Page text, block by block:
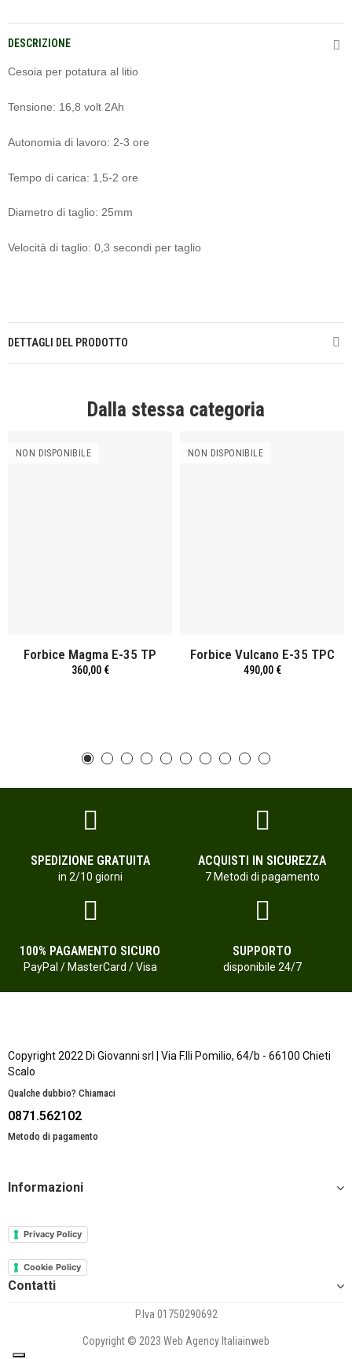
DESCRIZIONE
Cesoia per potatura al litio
Tensione: 16,8 volt 2Ah
Autonomia di lavoro: 2-3 ore
Tempo di carica: 1,5-2 ore
Diametro di taglio: 25mm
Velocità di taglio: 0,3 secondi per taglio
DETTAGLI DEL PRODOTTO
Dalla stessa categoria
NON DISPONIBILE
Forbice Magma E-35 TP
360,00 €
NON DISPONIBILE
Forbice Vulcano E-35 TPC
490,00 €
SPEDIZIONE GRATUITA
in 2/10 giorni
ACQUISTI IN SICUREZZA
7 Metodi di pagamento
100% PAGAMENTO SICURO
PayPal / MasterCard / Visa
SUPPORTO
disponibile 24/7
Copyright 2022 Di Giovanni srl | Via F.lli Pomilio, 64/b - 66100 Chieti
Scalo
Qualche dubbio? Chiamaci
0871.562102
Metodo di pagamento
Informazioni
Privacy Policy
Cookie Policy
Contatti
P.Iva 01750290692
Copyright © 2023 Web Agency Italiainweb